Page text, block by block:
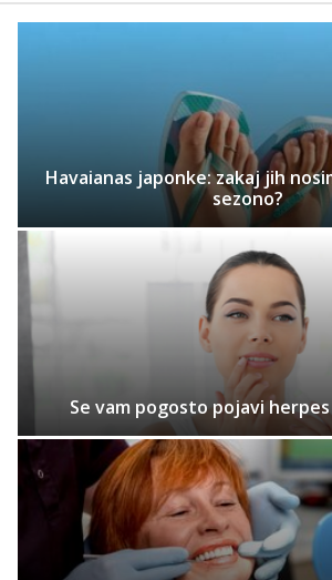
Havaianas japonke: zakaj jih
sezono?
Se vam pogosto pojavi